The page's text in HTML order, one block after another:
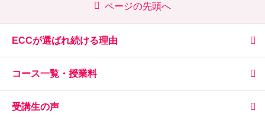
ページの先頭へ
ECCが選ばれ続ける理由
コース一覧・授業料
受講生の声